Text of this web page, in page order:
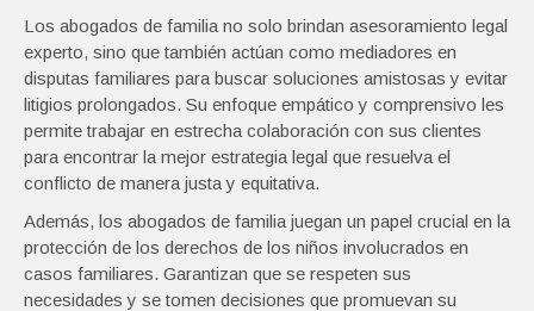
Los abogados de familia no solo brindan asesoramiento legal
experto, sino que también actúan como mediadores en
disputas familiares para buscar soluciones amistosas y evitar
litigios prolongados. Su enfoque empático y comprensivo les
permite trabajar en estrecha colaboración con sus clientes
para encontrar la mejor estrategia legal que resuelva el
conflicto de manera justa y equitativa.
Además, los abogados de familia juegan un papel crucial en la
protección de los derechos de los niños involucrados en
casos familiares. Garantizan que se respeten sus
necesidades y se tomen decisiones que promuevan su